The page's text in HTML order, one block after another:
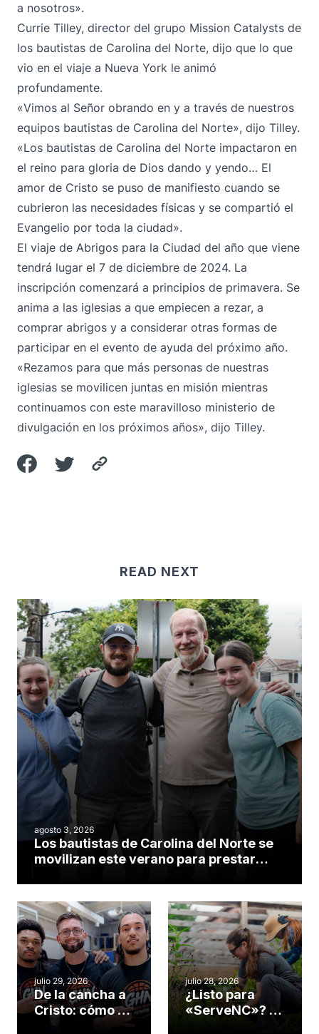
a nosotros».
Currie Tilley, director del grupo Mission Catalysts de
los bautistas de Carolina del Norte, dijo que lo que
vio en el viaje a Nueva York le animó
profundamente.
«Vimos al Señor obrando en y a través de nuestros
equipos bautistas de Carolina del Norte», dijo Tilley.
«Los bautistas de Carolina del Norte impactaron en
el reino para gloria de Dios dando y yendo… El
amor de Cristo se puso de manifiesto cuando se
cubrieron las necesidades físicas y se compartió el
Evangelio por toda la ciudad».
El viaje de Abrigos para la Ciudad del año que viene
tendrá lugar el 7 de diciembre de 2024. La
inscripción comenzará a principios de primavera. Se
anima a las iglesias a que empiecen a rezar, a
comprar abrigos y a considerar otras formas de
participar en el evento de ayuda del próximo año.
«Rezamos para que más personas de nuestras
iglesias se movilicen juntas en misión mientras
continuamos con este maravilloso ministerio de
divulgación en los próximos años», dijo Tilley.
READ NEXT
agosto 3, 2026
Los bautistas de Carolina del Norte se
movilizan este verano para prestar
julio 29, 2026
De la cancha a
Cristo: cómo el
gimnasio de
julio 28, 2026
¿Listo para
«ServeNC»? 4